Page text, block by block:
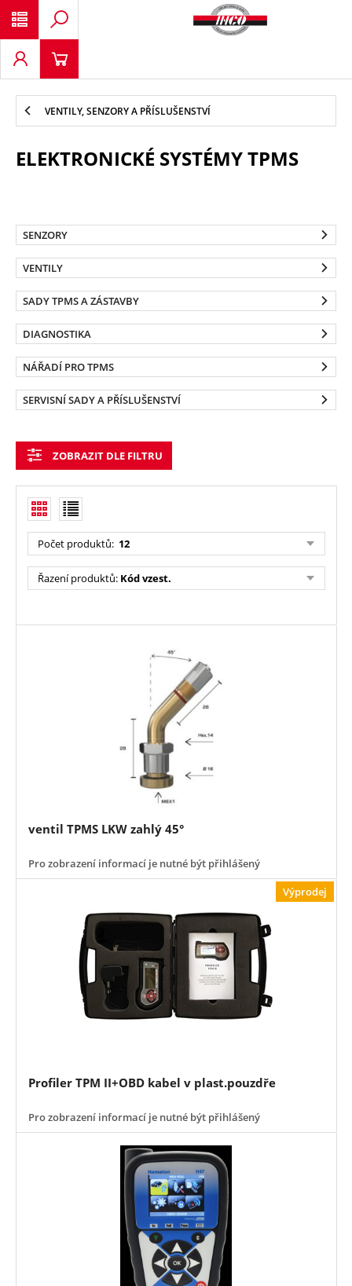
VENTILY, SENZORY A PŘÍSLUŠENSTVÍ
ELEKTRONICKÉ SYSTÉMY TPMS
SENZORY
VENTILY
SADY TPMS A ZÁSTAVBY
DIAGNOSTIKA
NÁŘADÍ PRO TPMS
SERVISNÍ SADY A PŘÍSLUŠENSTVÍ
ZOBRAZIT DLE FILTRU
Počet produktů: 12
Řazení produktů: Kód vzest.
ventil TPMS LKW zahlý 45°
Pro zobrazení informací je nutné být přihlášený
Výprodej
Profiler TPM II+OBD kabel v plast.pouzdře
Pro zobrazení informací je nutné být přihlášený